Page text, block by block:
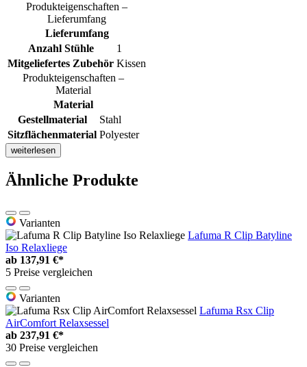
Produkteigenschaften –
Lieferumfang
Lieferumfang
Anzahl Stühle
1
Mitgeliefertes Zubehör Kissen
Produkteigenschaften –
Material
Material
Gestellmaterial
Stahl
Sitzflächenmaterial Polyester
weiterlesen
Ähnliche Produkte
Varianten
Lafuma R Clip Batyline
Iso Relaxliege
ab 137,91 €*
5 Preise vergleichen
Varianten
Lafuma Rsx Clip
AirComfort Relaxsessel
ab 237,91 €*
30 Preise vergleichen